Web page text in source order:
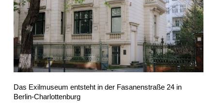
Das Exilmuseum entsteht in der Fasanenstraße 24 in
Berlin-Charlottenburg